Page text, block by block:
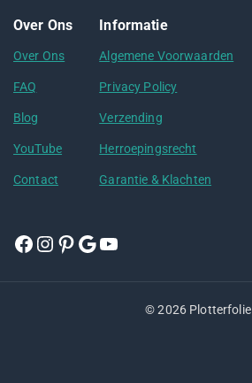
Over Ons
Over Ons
FAQ
Blog
YouTube
Contact
Informatie
Algemene Voorwaarden
Privacy Policy
Verzending
Herroepingsrecht
Garantie & Klachten
© 2026 Plotterfolie